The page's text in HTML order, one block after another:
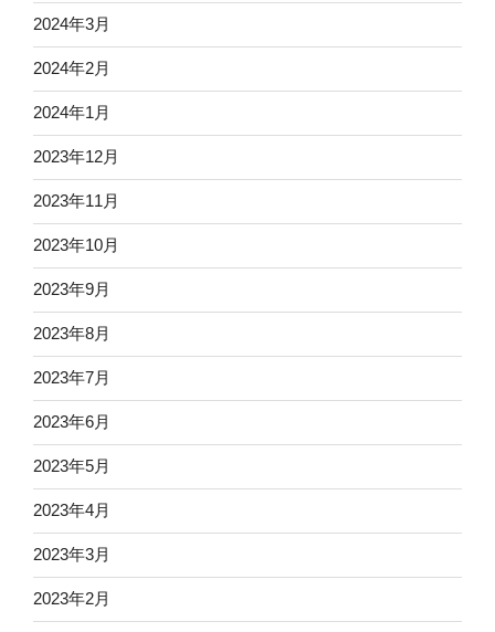
2024年3月
2024年2月
2024年1月
2023年12月
2023年11月
2023年10月
2023年9月
2023年8月
2023年7月
2023年6月
2023年5月
2023年4月
2023年3月
2023年2月